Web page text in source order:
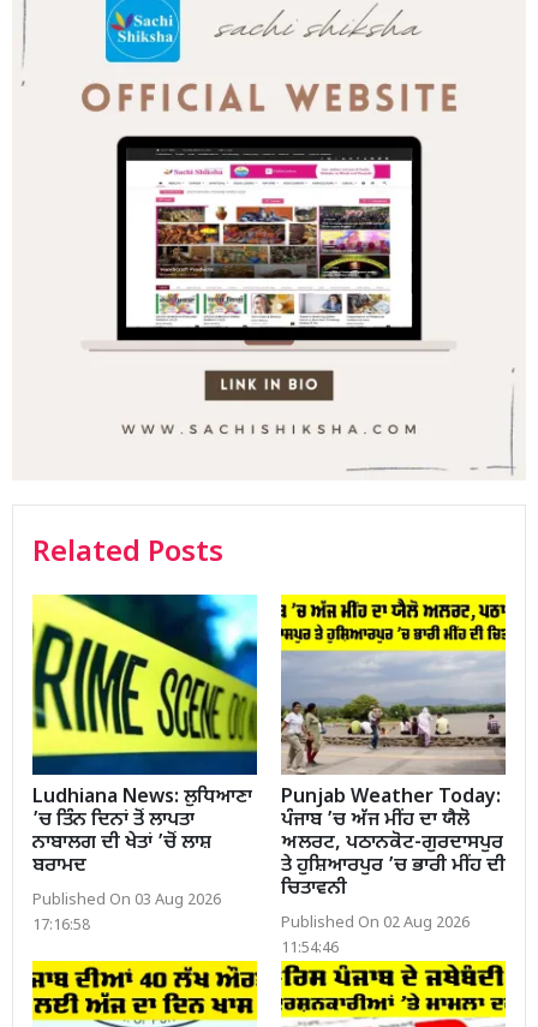
Related Posts
Ludhiana News: ਲੁਧਿਆਣਾ
’ਚ ਤਿੰਨ ਦਿਨਾਂ ਤੋਂ ਲਾਪਤਾ
ਨਾਬਾਲਗ ਦੀ ਖੇਤਾਂ ’ਚੋਂ ਲਾਸ਼
ਬਰਾਮਦ
Published On 03 Aug 2026
17:16:58
Punjab Weather Today:
ਪੰਜਾਬ ’ਚ ਅੱਜ ਮੀਂਹ ਦਾ ਯੈਲੋ
ਅਲਰਟ, ਪਠਾਨਕੋਟ-ਗੁਰਦਾਸਪੁਰ
ਤੇ ਹੁਸ਼ਿਆਰਪੁਰ ’ਚ ਭਾਰੀ ਮੀਂਹ ਦੀ
ਚਿਤਾਵਨੀ
Published On 02 Aug 2026
11:54:46